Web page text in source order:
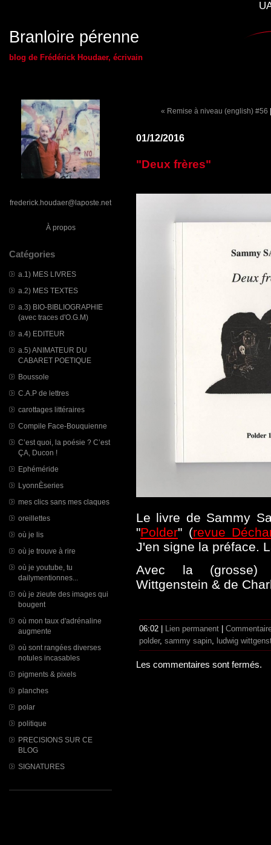
Branloire pérenne
blog de Frédérick Houdaer, écrivain
frederick.houdaer@laposte.net
À propos
Catégories
a.1) MES LIVRES
a.2) MES TEXTES
a.3) BIO-BIBLIOGRAPHIE
(avec traces d'O.G.M)
a.4) EDITEUR
a.5) ANIMATEUR DU
CABARET POETIQUE
Boussole
C.A.P de lettres
carottages littéraires
Compile Face-Bouquienne
C’est quoi, la poésie ? C’est
ÇA, Ducon !
Ephéméride
LyonnÈseries
mes clics sans mes claques
oreillettes
où je lis
où je trouve à rire
où je youtube, tu
dailymentionnes...
où je zieute des images qui
bougent
où mon taux d'adrénaline
augmente
où sont rangées diverses
notules incasables
pigments & pixels
planches
polar
politique
PRECISIONS SUR CE
BLOG
SIGNATURES
« Remise à niveau (english) #56
01/12/2016
"Deux frères"
Le livre de Sammy
"Polder" (revue
J'en signe la préface.
Avec la (grosse)
Wittgenstein & de
06:02 | Lien permanent
polder, sammy sapin, ludwig
Les commentaires sont fermés.